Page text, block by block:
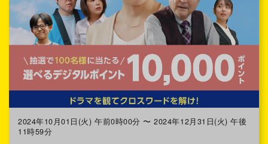
2024年10月01日(火) 午前0時00分 〜 2024年12月31日(火) 午後
11時59分